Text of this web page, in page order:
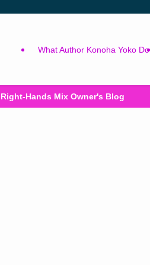
What Author Konoha Yoko Do
Right-Hands Mix Owner's Blog